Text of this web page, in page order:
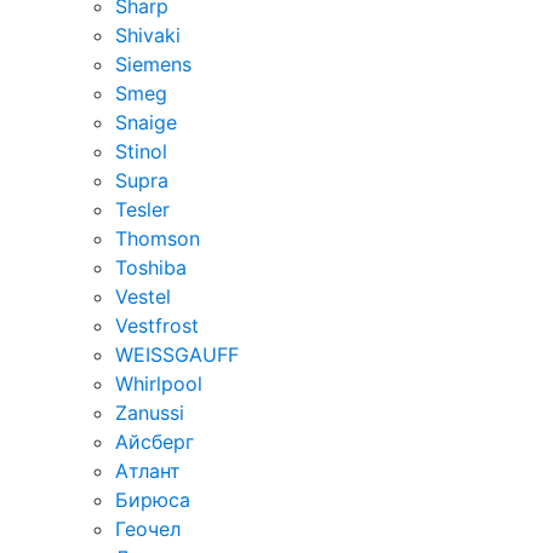
Sharp
Shivaki
Siemens
Smeg
Snaige
Stinol
Supra
Tesler
Thomson
Toshiba
Vestel
Vestfrost
WEISSGAUFF
Whirlpool
Zanussi
Айсберг
Атлант
Бирюса
Геочел